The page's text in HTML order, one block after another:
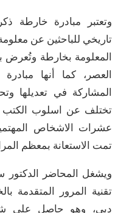
وتعتبر مبادرة خارطة
تاريخي للباحثين عن
المعلومة بخارطة
العصر، كما أنها
المشاركة في تعديلها
تختلف عن اسلوب الكتب
عشرات الاشخاص
تمت الاستعانة بمعظم
ويشغل المحاضر الدكتور
تقنية المرور المتقدمة
دبي، وهو حاصل على